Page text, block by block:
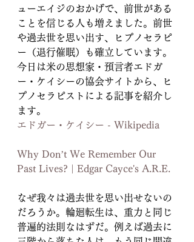
ューエイジのおかげで、前世がある
ことを信じる人も増えました。前世
や過去世を思い出す、ヒプノセラピ
ー（退行催眠）も確立しています。
今日は米の思想家・預言者エドガ
ー・ケイシーの協会サイトから、ヒ
プノセラピストによる記事を紹介し
ます。
エドガー・ケイシー - Wikipedia
Why Don’t We Remember Our
Past Lives? | Edgar Cayce's A.R.E.
なぜ我々は過去世を思い出せないの
だろうか。輪廻転生は、重力と同じ
普遍的法則なはずだ。例えば過去に